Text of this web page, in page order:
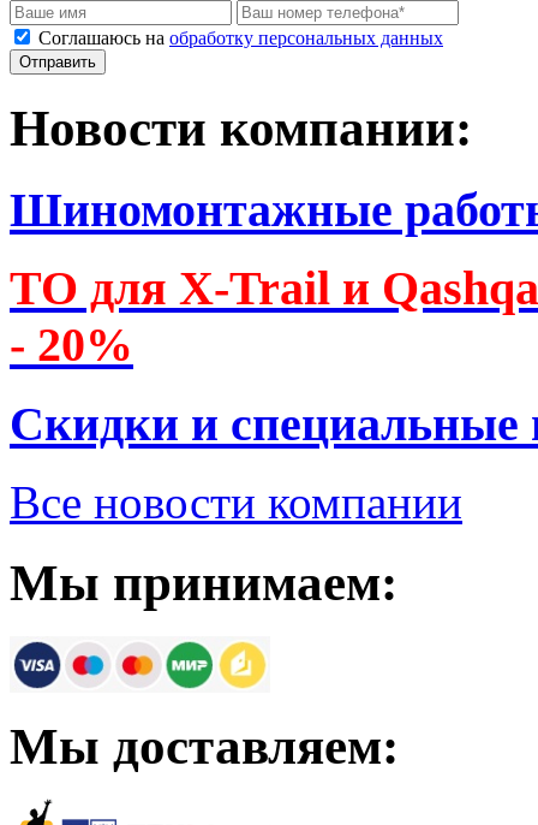
Соглашаюсь на обработку персональных данных
Новости компании:
Шиномонтажные
ТО для X-Trail и
- 20%
Скидки и специальные
Все новости компании
Мы принимаем:
Мы доставляем: